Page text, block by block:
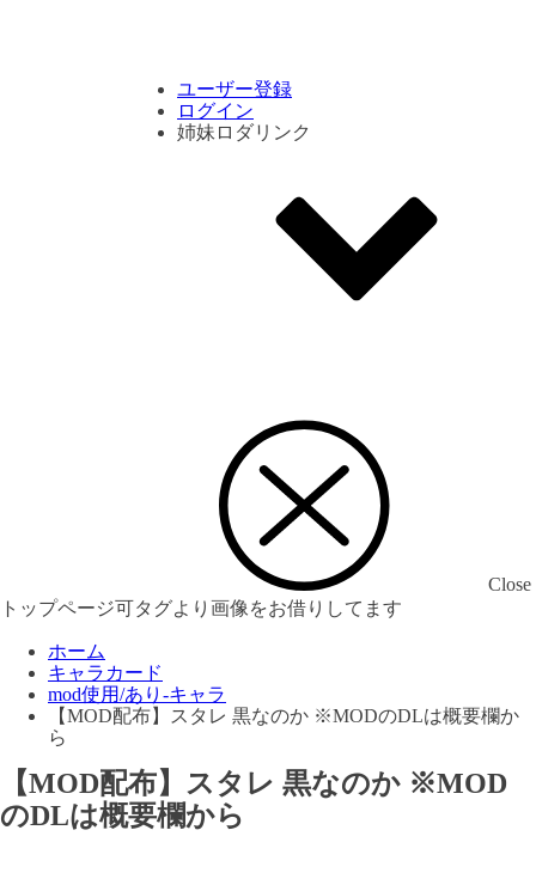
ユーザー登録
ログイン
姉妹ロダリンク
Close
トップページ可タグより画像をお借りしてます
ホーム
キャラカード
mod使用/あり-キャラ
【MOD配布】スタレ 黒なのか ※MODのDLは概要欄か
ら
【MOD配布】スタレ 黒なのか ※MOD
のDLは概要欄から